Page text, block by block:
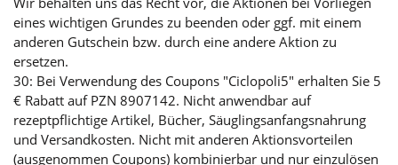
eines wichtigen Grundes zu beenden oder ggf. mit einem
anderen Gutschein bzw. durch eine andere Aktion zu
ersetzen.
30: Bei Verwendung des Coupons "Ciclopoli5" erhalten Sie 5
€ Rabatt auf PZN 8907142. Nicht anwendbar auf
rezeptpflichtige Artikel, Bücher, Säuglingsanfangsnahrung
und Versandkosten. Nicht mit anderen Aktionsvorteilen
(ausgenommen Coupons) kombinierbar und nur einzulösen